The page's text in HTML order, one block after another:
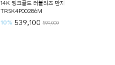
14K 핑크골드 러블리즈 반지
TRSK4P00286M
10% 539,100 599,000